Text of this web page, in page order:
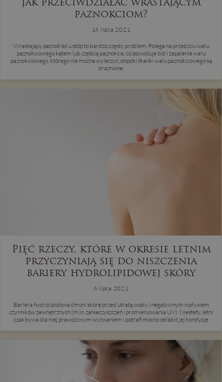
paznokciom?
16 lipca 2021
Wrastający paznokieć u stóp to bardzo częsty problem. Polega na przebiciu wału
paznokciowego kątem lub częścią paznokcia, co powoduje ból i zapalenie wału
paznokciowego, którego nie można wyleczyć, dopóki tkanki wału paznokciowego są
drażnione.
Pięć rzeczy, które w okresie letnim
przyczyniają się do niszczenia
bariery hydrolipidowej skóry
6 lipca 2021
Bariera hydrolipidowa chroni skórę przed utratą wody i negatywnym wpływem
czynników zewnętrznych (m.in. zanieczyszczeń i promieniowania UV). Niestety, letni
czas bywa dla niej prawdziwym wyzwaniem i potrafi mocno osłabić jej kondycję.